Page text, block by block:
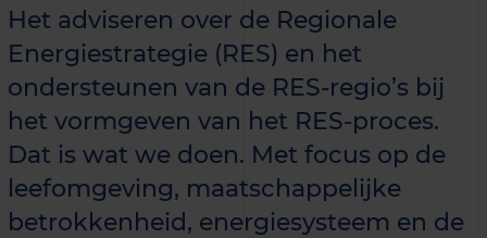
Het adviseren over de Regionale
Energiestrategie (RES) en het
ondersteunen van de RES-regio’s bij
het vormgeven van het RES-proces.
Dat is wat we doen. Met focus op de
leefomgeving, maatschappelijke
betrokkenheid, energiesysteem en de